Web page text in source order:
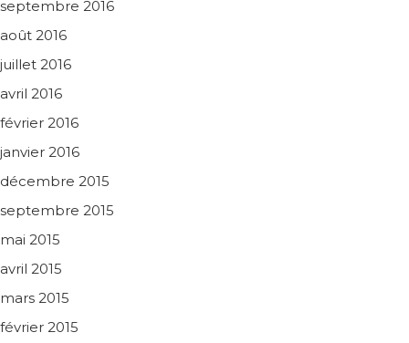
septembre 2016
août 2016
juillet 2016
avril 2016
février 2016
janvier 2016
décembre 2015
septembre 2015
mai 2015
avril 2015
mars 2015
février 2015